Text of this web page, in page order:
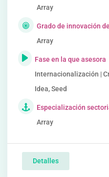
Array
Grado de innovación
Array
Fase en la que asesora
Internacionalización |
Idea, Seed
Especialización
Array
Detalles